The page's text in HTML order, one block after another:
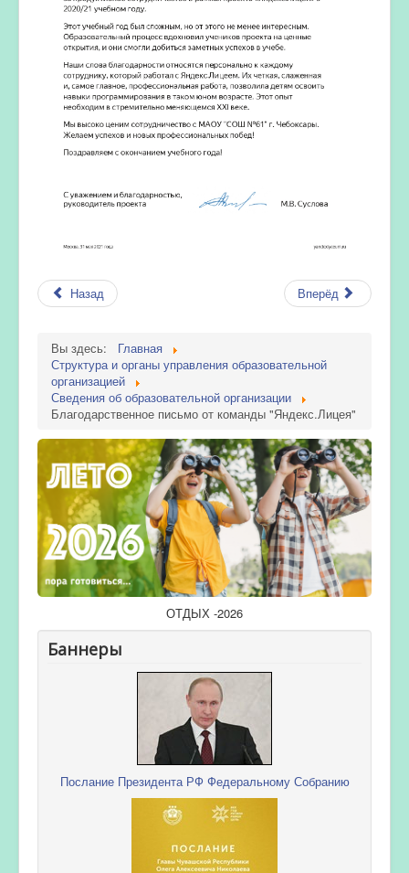
Назад Вперёд
Вы здесь:
Главная
Структура и органы управления образовательной
организацией
Сведения об образовательной организации
Благодарственное письмо от команды "Яндекс.Лицея"
ОТДЫХ -2026
Баннеры
Послание Президента РФ Федеральному Собранию